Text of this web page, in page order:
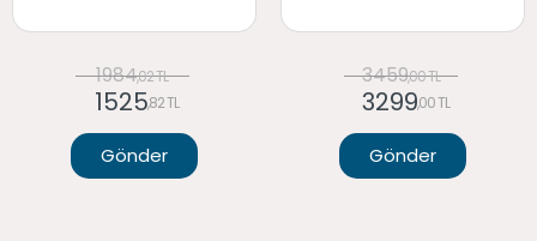
1984,02 TL
1525,82 TL
Gönder
3459,00 TL
3299,00 TL
Gönder